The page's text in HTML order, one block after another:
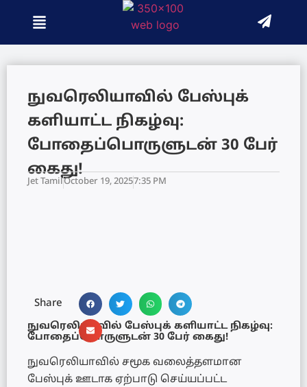
நுவரெலியாவில் பேஸ்புக்
களியாட்ட நிகழ்வு:
போதைப்பொருளுடன் 30 பேர்
கைது!
Jet TamilOctober 19, 20257:35 PM
Share
நுவரெலியாவில் பேஸ்புக் களியாட்ட நிகழ்வு:
போதைப்பொருளுடன் 30 பேர் கைது!
நுவரெலியாவில் சமூக வலைத்தளமான
பேஸ்புக் ஊடாக ஏற்பாடு செய்யப்பட்ட